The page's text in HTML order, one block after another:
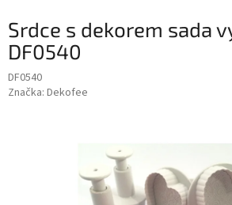
Srdce s dekorem sada
DF0540
DF0540
Značka: Dekofee